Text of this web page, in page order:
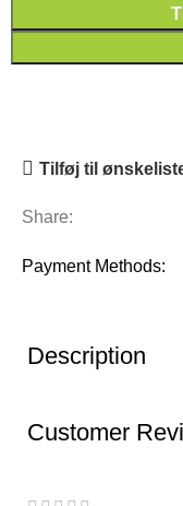
Tilføj til
Share:
Payment Methods:
Description
Customer